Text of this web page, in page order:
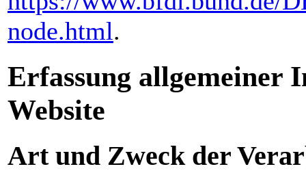
node.html.
Erfassung allgemeiner
Website
Art und Zweck der